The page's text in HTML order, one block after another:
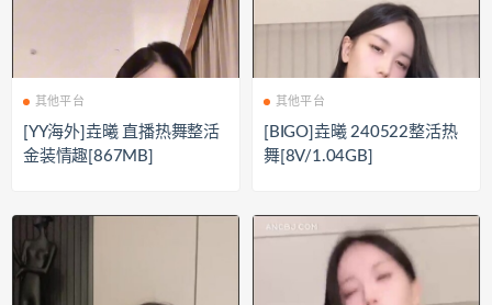
其他平台
[YY海外]垚曦 直播热舞整活
金装情趣[867MB]
其他平台
[BIGO]垚曦 240522整活热
舞[8V/1.04GB]